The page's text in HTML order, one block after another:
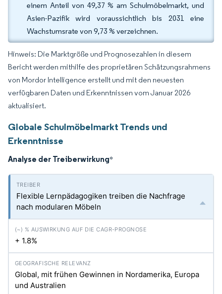
einem Anteil von 49,37 % am Schulmöbelmarkt, und
Asien-Pazifik wird voraussichtlich bis 2031 eine
Wachstumsrate von 9,73 % verzeichnen.
Hinweis: Die Marktgröße und Prognosezahlen in diesem
Bericht werden mithilfe des proprietären Schätzungsrahmens
von Mordor Intelligence erstellt und mit den neuesten
verfügbaren Daten und Erkenntnissen vom Januar 2026
aktualisiert.
Globale Schulmöbelmarkt Trends und
Erkenntnisse
Analyse der Treiberwirkung*
Flexible Lernpädagogiken treiben die Nachfrage
nach modularen Möbeln
+ 1.8%
Global, mit frühen Gewinnen in Nordamerika, Europa
und Australien